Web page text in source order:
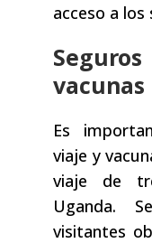
acceso a los
vacunas
Es
viaje y
viaje de
Uganda.
visitantes